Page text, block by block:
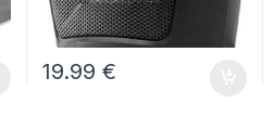
19.99 €